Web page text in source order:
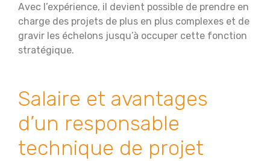
Avec l’expérience, il devient possible de prendre en
charge des projets de plus en plus complexes et de
gravir les échelons jusqu’à occuper cette fonction
stratégique.
Salaire et avantages
d’un responsable
technique de projet